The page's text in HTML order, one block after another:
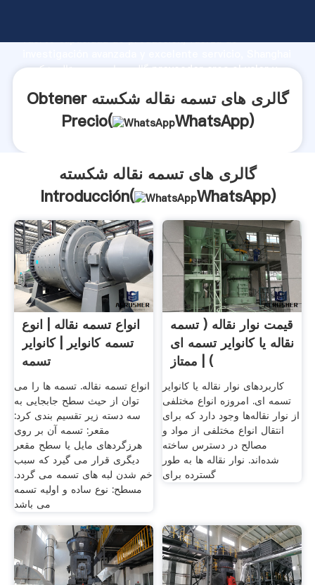
fuerte capacidad de producción, fuerza de
گالری های تسمه نقاله شکسته proveedor crea el valor y
Obtener گالری های تسمه نقاله شکسته
Precio(
WhatsApp)
گالری های تسمه نقاله شکسته
Introducción(
WhatsApp)
انواع تسمه نقاله | انوع
تسمه کانوایر | کانوایر
تسمه
انواع تسمه نقاله. تسمه ها را می
توان از حیث سطح جابجایی به
سه دسته زیر تقسیم بندی کرد:
مقعر: تسمه آن بر روی
هرزگردهای مایل یا سطح مقعر
دیگری قرار می گیرد که سبب
خم شدن لبه های تسمه می گردد.
مسطح: نوع ساده و اولیه تسمه
می باشد
قیمت نوار نقاله ( تسمه
نقاله یا کانوایر تسمه ای
) | ممتاز
کاربردهای نوار نقاله یا کانوایر
تسمه ای. امروزه انواع مختلفی
از نوار نقاله‌ها وجود دارد که برای
انتقال انواع مختلفی از مواد و
مصالح در دسترس ساخته
شده‌اند. نوار نقاله ها به طور
گسترده برای